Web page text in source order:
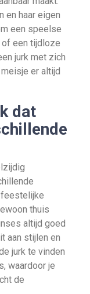
en haar eigen
een speelse
een tijdloze
jurk met zich
er altijd
dat
feestelijke
thuis
altijd goed
aan stijlen en
jurk te vinden
waardoor je
de